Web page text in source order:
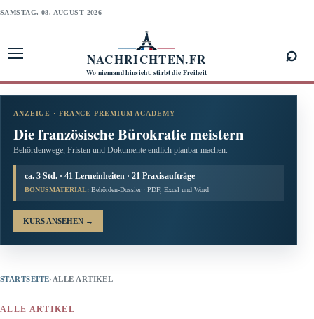
SAMSTAG, 08. AUGUST 2026
NACHRICHTEN.FR
Wo niemand hinsieht, stirbt die Freiheit
⌕
ANZEIGE · FRANCE PREMIUM ACADEMY
Die französische Bürokratie meistern
Behördenwege, Fristen und Dokumente endlich planbar machen.
ca. 3 Std. · 41 Lerneinheiten · 21 Praxisaufträge
BONUSMATERIAL: Behörden-Dossier · PDF, Excel und Word
KURS ANSEHEN →
STARTSEITE› ALLE ARTIKEL
ALLE ARTIKEL